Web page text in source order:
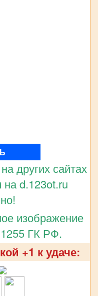
других сайтах
d.123ot.ru
изображение
ГК РФ.
+1 к удаче: